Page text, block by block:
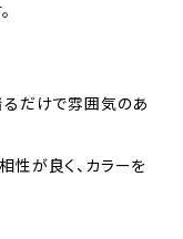
るだけで雰囲気のあ
性が良く、カラーを